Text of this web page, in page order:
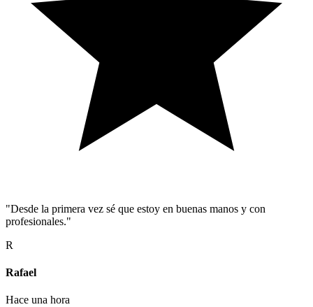
"Desde la primera vez sé que estoy en buenas manos y con
profesionales."
R
Rafael
Hace una hora